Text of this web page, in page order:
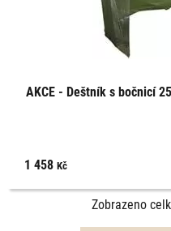
AKCE - Deštník s bočnicí
1 458Kč
Zobrazeno